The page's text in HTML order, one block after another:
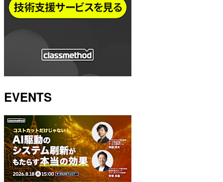
EVENTS